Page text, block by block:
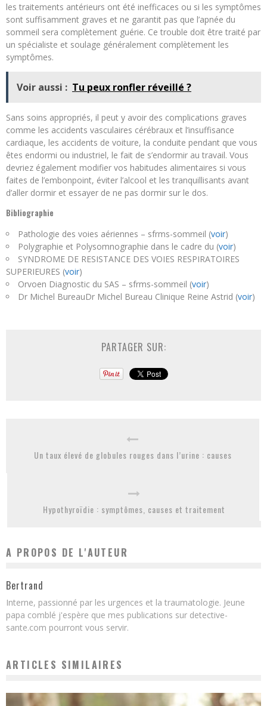
les traitements antérieurs ont été inefficaces ou si les symptômes
sont suffisamment graves et ne garantit pas que l’apnée du
sommeil sera complètement guérie. Ce trouble doit être traité par
un spécialiste et soulage généralement complètement les
symptômes.
Voir aussi : Tu peux ronfler réveillé ?
Sans soins appropriés, il peut y avoir des complications graves
comme les accidents vasculaires cérébraux et l’insuffisance
cardiaque, les accidents de voiture, la conduite pendant que vous
êtes endormi ou industriel, le fait de s’endormir au travail. Vous
devriez également modifier vos habitudes alimentaires si vous
faites de l’embonpoint, éviter l’alcool et les tranquillisants avant
d’aller dormir et essayer de ne pas dormir sur le dos.
Bibliographie
Pathologie des voies aériennes – sfrms-sommeil (voir)
Polygraphie et Polysomnographie dans le cadre du (voir)
SYNDROME DE RESISTANCE DES VOIES RESPIRATOIRES
SUPERIEURES (voir)
Orvoen Diagnostic du SAS – sfrms-sommeil (voir)
Dr Michel BureauDr Michel Bureau Clinique Reine Astrid (voir)
PARTAGER SUR:
Un taux élevé de globules rouges dans l’urine : causes
Hypothyroïdie : symptômes, causes et traitement
A PROPOS DE L'AUTEUR
Bertrand
Interne, passionné par les urgences et la traumatologie. Jeune
papa comblé j'espère que mes publications sur detective-
sante.com pourront vous servir.
ARTICLES SIMILAIRES